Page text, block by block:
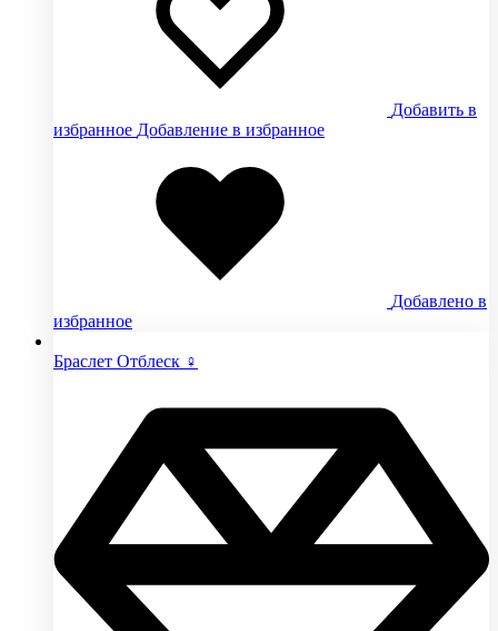
Добавить в
избранное Добавление в избранное
Добавлено в
избранное
Браслет Отблеск ♀